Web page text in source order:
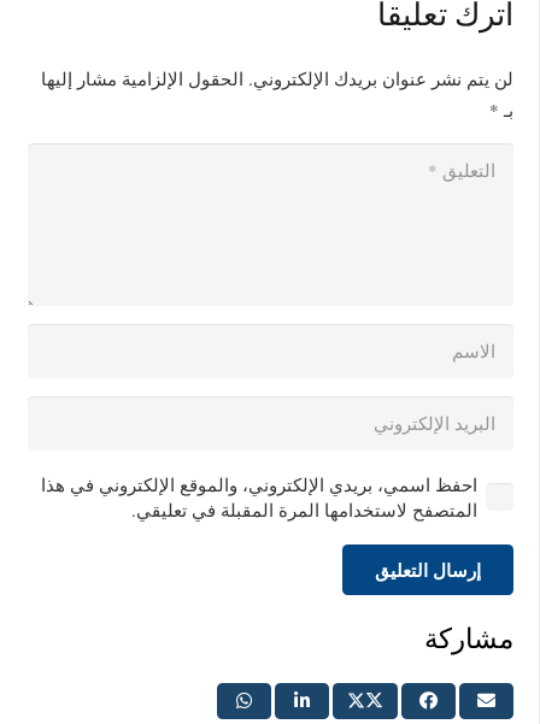
اترك تعليقاً
لن يتم نشر عنوان بريدك الإلكتروني. الحقول الإلزامية مشار إليها
بـ *
احفظ اسمي، بريدي الإلكتروني، والموقع الإلكتروني في هذا
المتصفح لاستخدامها المرة المقبلة في تعليقي.
إرسال التعليق
مشاركة